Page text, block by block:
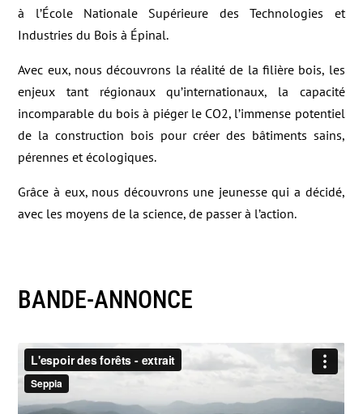
à l’École Nationale Supérieure des Technologies et
Industries du Bois à Épinal.
Avec eux, nous découvrons la réalité de la filière bois, les
enjeux tant régionaux qu’internationaux, la capacité
incomparable du bois à piéger le CO2, l’immense potentiel
de la construction bois pour créer des bâtiments sains,
pérennes et écologiques.
Grâce à eux, nous découvrons une jeunesse qui a décidé,
avec les moyens de la science, de passer à l’action.
BANDE-ANNONCE